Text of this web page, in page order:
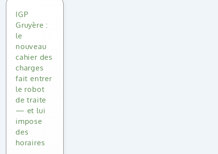
IGP
Gruyère :
le
nouveau
cahier des
charges
fait entrer
le robot
de traite
— et lui
impose
des
horaires